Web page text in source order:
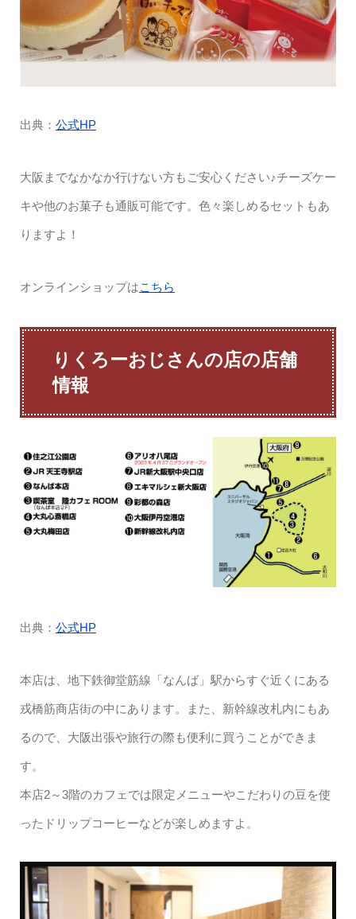
出典： 公式HP
大阪までなかなか行けない方もご安心ください♪チーズケー
キや他のお菓子も通販可能です。色々楽しめるセットもあ
りますよ！
オンラインショップはこちら
りくろーおじさんの店の店舗
情報
出典： 公式HP
本店は、地下鉄御堂筋線「なんば」駅からすぐ近くにある
戎橋筋商店街の中にあります。また、新幹線改札内にもあ
るので、大阪出張や旅行の際も便利に買うことができま
す。
本店2～3階のカフェでは限定メニューやこだわりの豆を使
ったドリップコーヒーなどが楽しめますよ。